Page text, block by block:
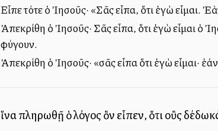
Εἶπε τότε ὁ Ἰησοῦς· «Σᾶς εἶπα, ὅτι ἐγὼ εἶμαι.
Ἀπεκρίθη ὁ Ἰησοῦς· Σᾶς εἶπα, ὅτι ἐγὼ εἶμαι ὁ
φύγουν.
Ἀπεκρίθη ὁ Ἰησοῦς· «σᾶς εἶπα ὅτι ἐγὼ εἶμαι·
ἵνα πληρωθῇ ὁ λόγος ὃν εἶπεν, ὅτι οὓς